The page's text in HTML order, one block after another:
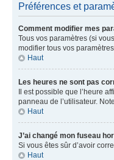
Préférences et
Comment modifier mes
Tous vos paramètres (si
modifier tous vos
Haut
Les heures ne sont pas
Il est possible que l’heure
panneau de l’utilisateur.
Haut
J’ai changé mon fuseau
Si vous êtes sûr d’avoir
Haut